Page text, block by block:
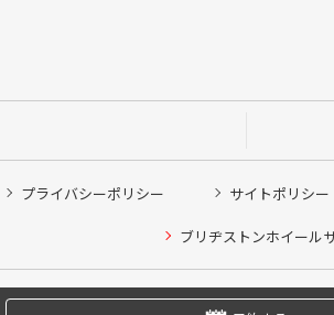
プライバシーポリシー サイトポリシー
ブリヂストンホイール
Copyright © 2024 Bridgestone Retail Co.,Ltd. All
ット作業の予約
のクローク契約会員の方はこちらを選択くださ
はご利用いただけません